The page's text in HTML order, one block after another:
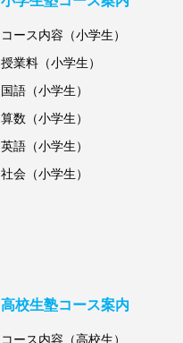
コース内容（小学生）
授業料（小学生）
国語（小学生）
算数（小学生）
英語（小学生）
社会（小学生）
高校生塾コース案内
コース内容（高校生）